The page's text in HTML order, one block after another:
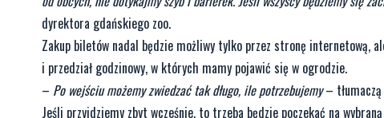
dyrektora gdańskiego zoo.
Zakup biletów nadal będzie możliwy tylko przez stronę internetową,
i przedział godzinowy, w których mamy pojawić się w ogrodzie.
– Po wejściu możemy zwiedzać tak długo, ile potrzebujemy– tłumaczą
Jeśli przyjdziemy zbyt wcześnie, to trzeba będzie poczekać na